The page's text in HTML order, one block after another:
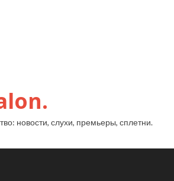
новости, слухи, премьеры, сплетни.